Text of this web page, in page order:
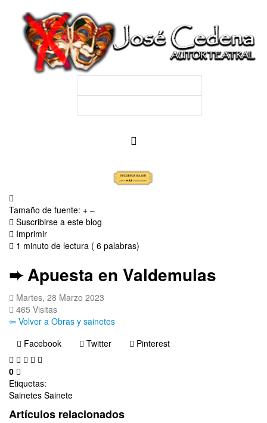
Tamaño de fuente: + –
Suscribirse a este blog
Imprimir
1 minuto de lectura ( 6 palabras)
➨ Apuesta en Valdemulas
Martes, 28 Marzo 2023
465 Visitas
⇦ Volver a Obras y sainetes
Facebook
Twitter Pinterest
0
Etiquetas:
Sainetes Sainete
Artículos relacionados